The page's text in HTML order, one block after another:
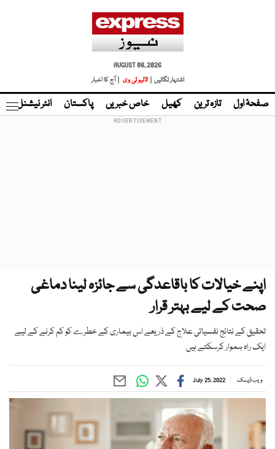
AUGUST 08, 2026
اشتہار لگائیں |
لائیو ٹی وی | آج کا اخبار
صفحۂ اول تازہ ترین کھیل خاص خبریں پاکستان انٹر نیشنل
اپنے خیالات کا باقاعدگی سے جائزہ لینا دماغی
صحت کے لیے بہتر قرار
تحقیق کے نتائج نفسیاتی علاج کے ذریعے اس بیماری کے خطرے کو کم کرنے کے لیے
ایک راہ ہموار کرسکتے ہیں
ویب ڈیسک July 25, 2022